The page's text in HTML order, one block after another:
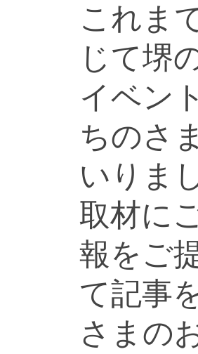
これま
じて堺
イベン
ちのさ
いりま
取材に
報をご
て記事
さまの